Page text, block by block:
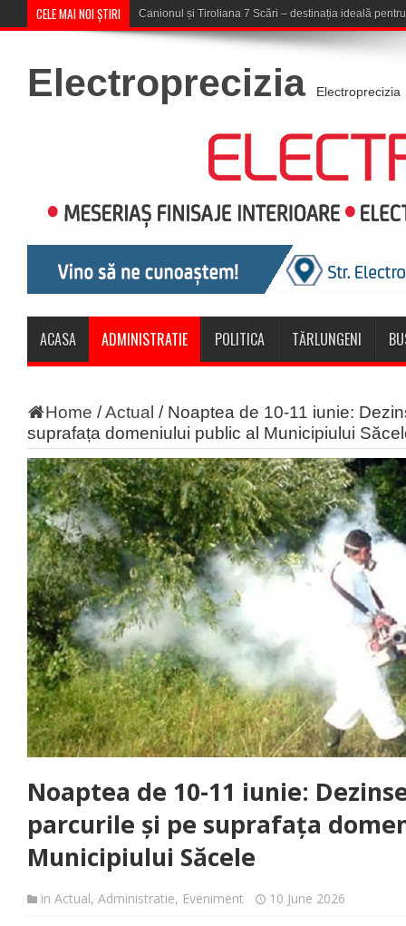
CELE MAI NOI ȘTIRI Concert în aer liber la Komeea Café
Electroprecizia Electroprecizia
ACASA ADMINISTRATIE POLITICA TĂRLUNGENI
Home /Actual / Noaptea de 10-11 iunie:
suprafața domeniului public al Municipiului
Noaptea de 10-11 iunie:
parcurile și pe suprafața
Municipiului Săcele
in Actual, Administratie, Eveniment 10 June 2026